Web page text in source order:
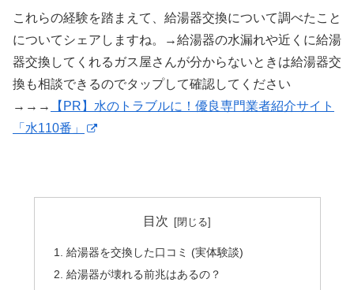
これらの経験を踏まえて、給湯器交換について調べたこと
についてシェアしますね。→給湯器の水漏れや近くに給湯
器交換してくれるガス屋さんが分からないときは給湯器交
換も相談できるのでタップして確認してください
→→→
【PR】水のトラブルに！優良専門業者紹介サイト
「水110番」
目次
給湯器を交換した口コミ (実体験談)
給湯器が壊れる前兆はあるの？